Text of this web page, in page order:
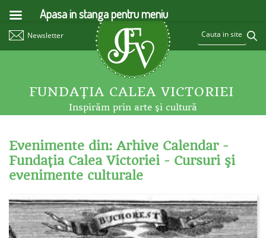
Newsletter
FUNDAŢIA CALEA VICTORIEI
Inspirăm prin arte şi cultură
Evenimente din: Arhive Calendar -
Fundaţia Calea Victoriei - Cursuri şi
evenimente culturale
Apasa in stanga pentru meniu